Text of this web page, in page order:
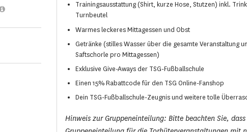
Trainingsausstattung (Shirt, kurze Hose, Stutzen) inkl.
Turnbeutel
Warmes leckeres Mittagessen und Obst
Getränke (stilles Wasser über die gesamte Veranstaltung
Saftschorle pro Mittagessen)
Exklusive Give-Aways der TSG-Fußballschule
Einen 15% Rabattcode für den TSG Online-Fanshop
Dein TSG-Fußballschule-Zeugnis und weitere tolle
Hinweis zur Gruppeneinteilung: Bitte beachten Sie,